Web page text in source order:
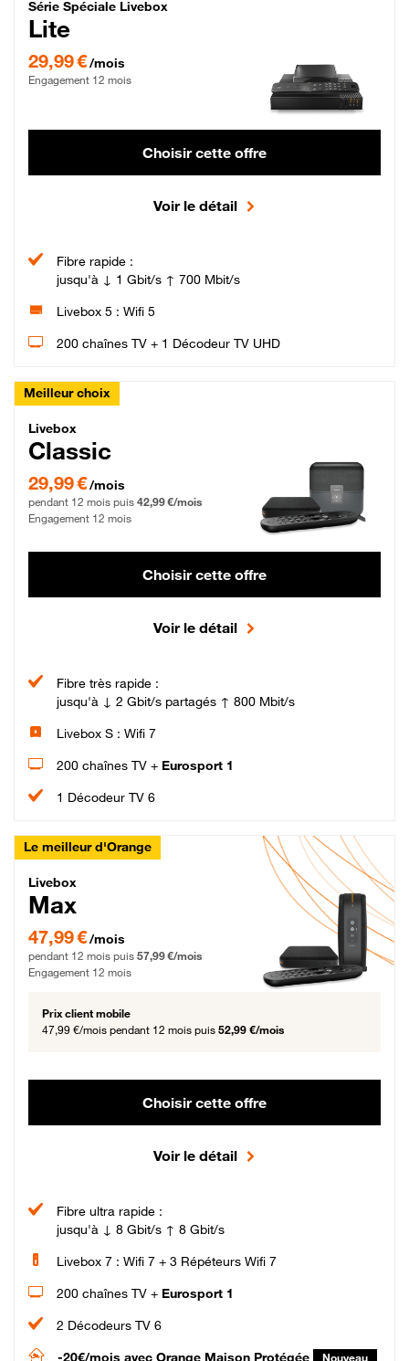
Série Spéciale Livebox Lite Fibre
Série Spéciale Livebox
Lite
29,99 €/mois
Engagement 12 mois
Choisir cette offre
Voir le détail
Fibre rapide :
jusqu'à ↓ 1 Gbit/s ↑ 700 Mbit/s
Livebox 5 : Wifi 5
200 chaînes TV + 1 Décodeur TV UHD
Meilleur choix
Livebox Classic Fibre
Livebox
Classic
29,99 € par mois pendant 12 mois puis 42,99 € par mois, Engagement 12 mois
29,99 €/mois
pendant 12 mois puis 42,99 €/mois
Engagement 12 mois
Choisir cette offre
Voir le détail
Fibre très rapide :
jusqu'à ↓ 2 Gbit/s partagés ↑ 800 Mbit/s
Livebox S : Wifi 7
200 chaînes TV + Eurosport 1
1 Décodeur TV 6
Le meilleur d'Orange
Livebox Max Fibre
Livebox
Max
47,99 € par mois pendant 12 mois puis 57,99 € par mois, Engagement 12 mois
47,99 €/mois
pendant 12 mois puis 57,99 €/mois
Engagement 12 mois
Prix client mobile
47,99 €/mois pendant 12 mois puis 52,99 €/mois
Choisir cette offre
Voir le détail
Fibre ultra rapide :
jusqu'à ↓ 8 Gbit/s ↑ 8 Gbit/s
Livebox 7 : Wifi 7 + 3 Répéteurs Wifi 7
200 chaînes TV + Eurosport 1
2 Décodeurs TV 6
-20€/mois avec Orange Maison Protégée Nouveau